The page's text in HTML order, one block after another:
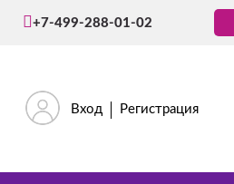
+7-499-288-01-02
Вход Регистрация